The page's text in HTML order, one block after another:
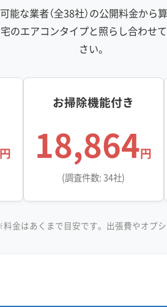
能な業者（全38社）の公開料金から
のエアコンタイプと照らし合わせ
さい。
円
お掃除機能付き
18,864円
(調査件数: 34社)
金はあくまで目安です。出張費やオプ